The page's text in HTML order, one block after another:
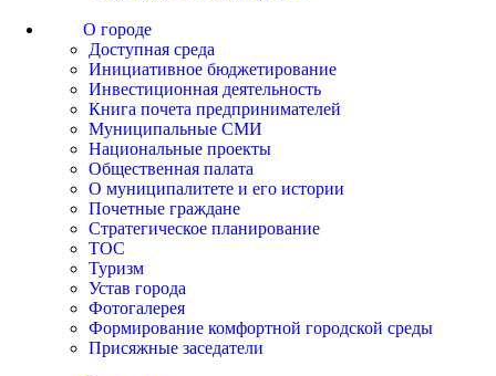
О городе
Доступная среда
Инициативное бюджетирование
Инвестиционная деятельность
Книга почета предпринимателей
Муниципальные СМИ
Национальные проекты
Общественная палата
О муниципалитете и его истории
Почетные граждане
Стратегическое планирование
ТОС
Туризм
Устав города
Фотогалерея
Формирование комфортной городской среды
Присяжные заседатели